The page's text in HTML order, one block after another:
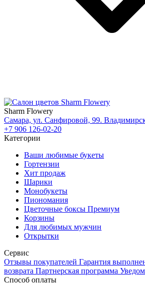
Sharm Flowery
Самара, ул. Санфировой, 99.
+7 906 126-02-20
Категории
Ваши любимые букеты
Гортензии
Хит продаж
Шарики
Монобукеты
Пиономания
Цветочные боксы Премиум
Корзины
Для любимых мужчин
Открытки
Сервис
Отзывы покупателей Гарантия
возврата Партнерская программа
Способ оплаты